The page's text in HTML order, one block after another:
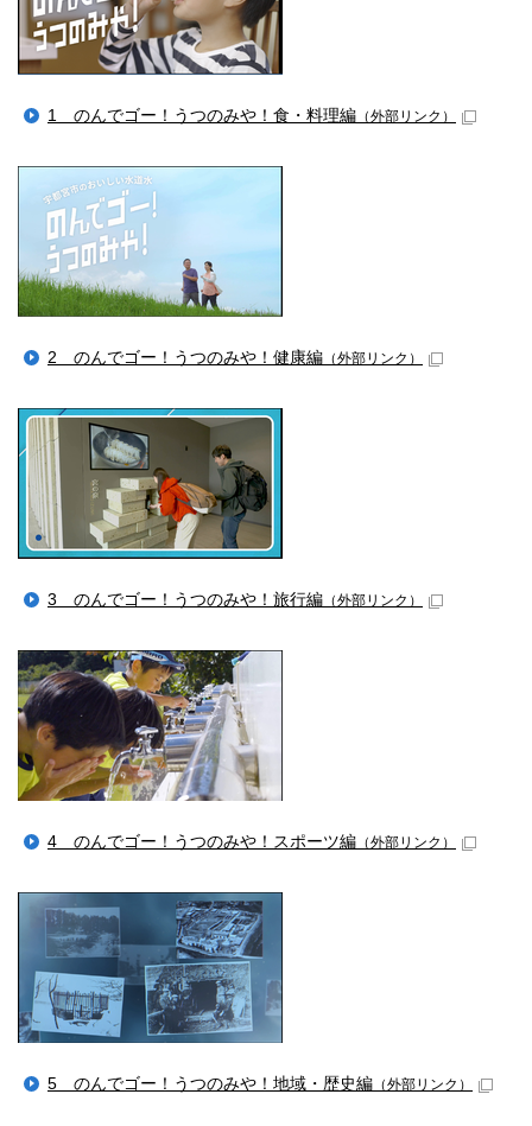
1 のんでゴー！うつのみや！食・料理編 （外部リンク）
2 のんでゴー！うつのみや！健康編 （外部リンク）
3 のんでゴー！うつのみや！旅行編 （外部リンク）
4 のんでゴー！うつのみや！スポーツ編 （外部リンク）
5 のんでゴー！うつのみや！地域・歴史編 （外部リンク）